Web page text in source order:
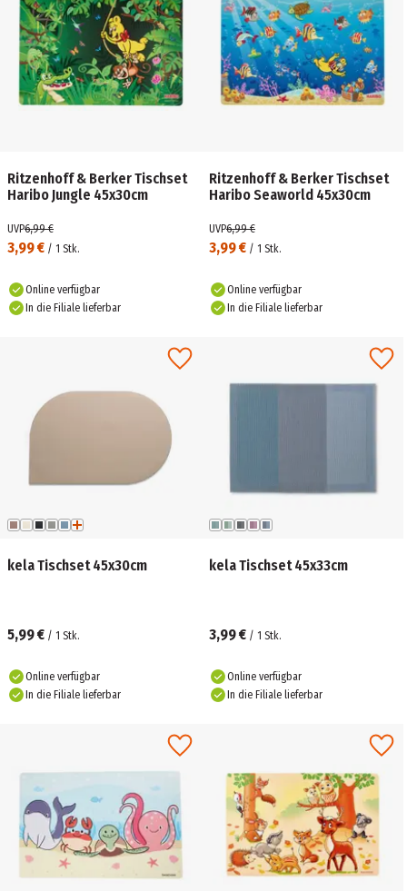
Ritzenhoff & Berker Tischset
Haribo Jungle 45x30cm
3,99 € / 1 Stk.
UVP6,99 €
Online verfügbar
In die Filiale lieferbar
Ritzenhoff & Berker Tischset
Haribo Seaworld 45x30cm
3,99 € / 1 Stk.
UVP6,99 €
Online verfügbar
In die Filiale lieferbar
kela Tischset 45x30cm
5,99 € / 1 Stk.
Online verfügbar
In die Filiale lieferbar
kela Tischset 45x33cm
3,99 € / 1 Stk.
Online verfügbar
In die Filiale lieferbar